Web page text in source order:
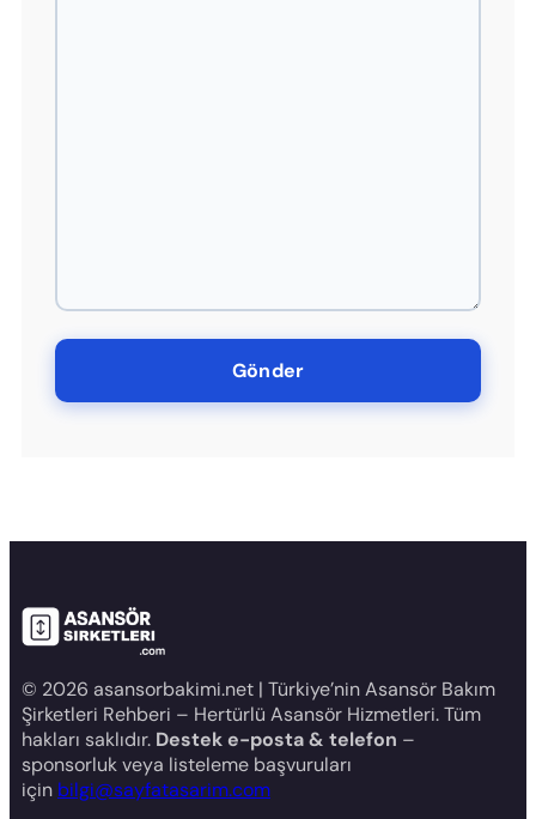
© 2026 asansorbakimi.net | Türkiye’nin Asansör Bakım
Şirketleri Rehberi – Hertürlü Asansör Hizmetleri. Tüm
hakları saklıdır. Destek e-posta & telefon –
sponsorluk veya listeleme başvuruları
için bilgi@sayfatasarim.com